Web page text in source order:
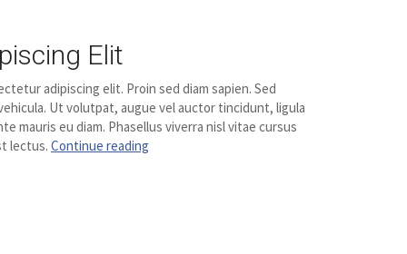
Elit
adipiscing elit. Proin sed diam sapien. Sed
Ut volutpat, augue vel auctor tincidunt, ligula
mauris eu diam. Phasellus viverra nisl vitae cursus
lectus. Continue reading